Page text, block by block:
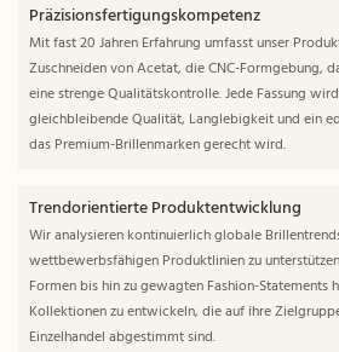
Präzisionsfertigungskompetenz
Mit fast 20 Jahren Erfahrung umfasst unser
Zuschneiden von Acetat, die CNC-Formgebung,
eine strenge Qualitätskontrolle. Jede Fassung
gleichbleibende Qualität, Langlebigkeit und ein
das Premium-Brillenmarken gerecht wird.
Trendorientierte Produktentwicklung
Wir analysieren kontinuierlich globale
wettbewerbsfähigen Produktlinien zu
Formen bis hin zu gewagten Fashion-
Kollektionen zu entwickeln, die auf ihre
Einzelhandel abgestimmt sind.